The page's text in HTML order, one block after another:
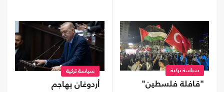
سياسة تركية
"قافلة فلسطين"
سياسة تركية
أردوغان يهاجم